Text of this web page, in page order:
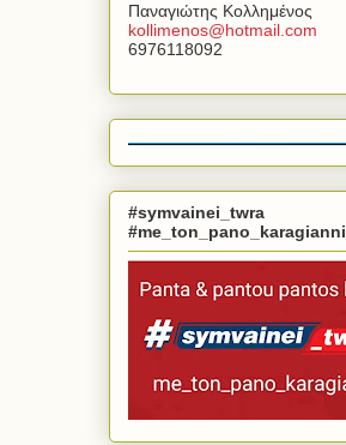
Παναγιώτης Κολλημένος
kollimenos@hotmail com
6976118092
#symvainei_twra
#me_ton_pano_karagianni